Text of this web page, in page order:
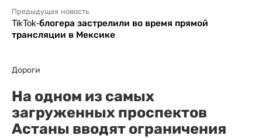
Предыдущая новость
TikTok-блогера застрелили во время прямой
трансляции в Мексике
Дороги
На одном из самых
загруженных проспектов
Астаны вводят ограничения